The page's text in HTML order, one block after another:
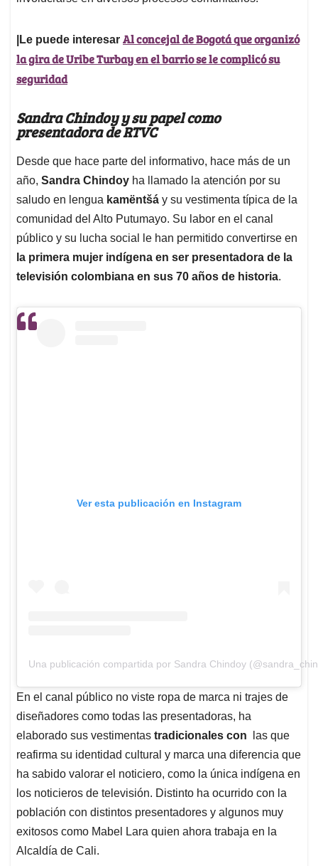
|Le puede interesar Al concejal de Bogotá que organizó
la gira de Uribe Turbay en el barrio se le complicó su
seguridad
Sandra Chindoy y su papel como
presentadora de RTVC
Desde que hace parte del informativo, hace más de un
año, Sandra Chindoy ha llamado la atención por su
saludo en lengua kamëntšá y su vestimenta típica de la
comunidad del Alto Putumayo. Su labor en el canal
público y su lucha social le han permitido convertirse en
la primera mujer indígena en ser presentadora de la
televisión colombiana en sus 70 años de historia.
Ver esta publicación en Instagram
Una publicación compartida por Sandra Chindoy
En el canal público no viste ropa de marca ni trajes de
diseñadores como todas las presentadoras, ha
elaborado sus vestimentas tradicionales con
las que
reafirma su identidad cultural y marca una diferencia que
ha sabido valorar el noticiero, como la única indígena en
los noticieros de televisión. Distinto ha ocurrido con la
población con distintos presentadores y algunos muy
exitosos como Mabel Lara quien ahora trabaja en la
Alcaldía de Cali.